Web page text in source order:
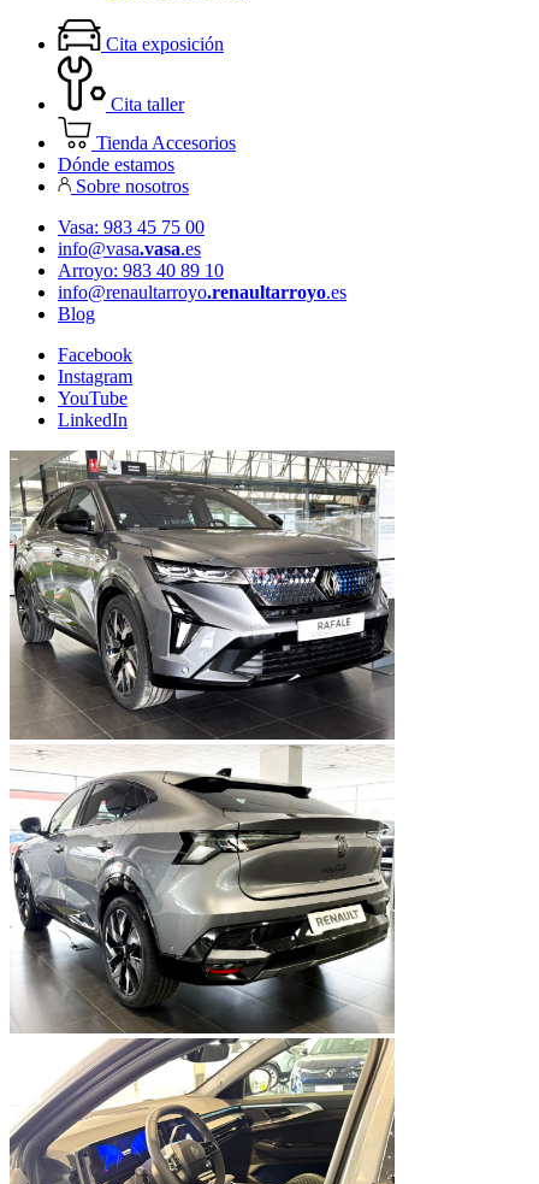
Cita exposición
Cita taller
Tienda Accesorios
Dónde estamos
Sobre nosotros
Vasa: 983 45 75 00
info@vasa.vasa.es
Arroyo: 983 40 89 10
info@renaultarroyo.renaultarroyo.es
Blog
Facebook
Instagram
YouTube
LinkedIn